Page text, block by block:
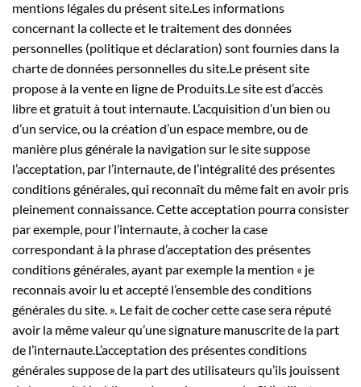
mentions légales du présent site.Les informations
concernant la collecte et le traitement des données
personnelles (politique et déclaration) sont fournies dans la
charte de données personnelles du site.Le présent site
propose à la vente en ligne de Produits.Le site est d’accès
libre et gratuit à tout internaute. L’acquisition d’un bien ou
d’un service, ou la création d’un espace membre, ou de
manière plus générale la navigation sur le site suppose
l’acceptation, par l’internaute, de l’intégralité des présentes
conditions générales, qui reconnaît du même fait en avoir pris
pleinement connaissance. Cette acceptation pourra consister
par exemple, pour l’internaute, à cocher la case
correspondant à la phrase d’acceptation des présentes
conditions générales, ayant par exemple la mention « je
reconnais avoir lu et accepté l’ensemble des conditions
générales du site. ». Le fait de cocher cette case sera réputé
avoir la même valeur qu’une signature manuscrite de la part
de l’internaute.L’acceptation des présentes conditions
générales suppose de la part des utilisateurs qu’ils jouissent